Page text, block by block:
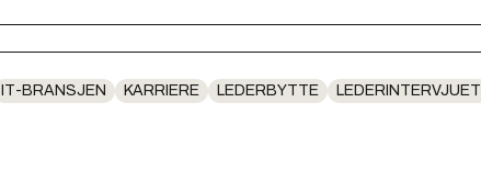
IT-BRANSJEN KARRIERE LEDERBYTTE
LEDERINTERVJUET